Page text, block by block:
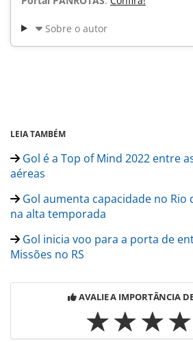
Sobre o autor
LEIA TAMBÉM
Gol é a Top of Mind 2022 entre
aéreas
Gol aumenta capacidade no Rio
na alta temporada
Gol inicia voo para a porta de
Missões no RS
AVALIE A IMPORTÂNCIA